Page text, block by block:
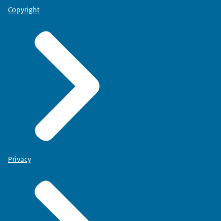
Copyright
Privacy